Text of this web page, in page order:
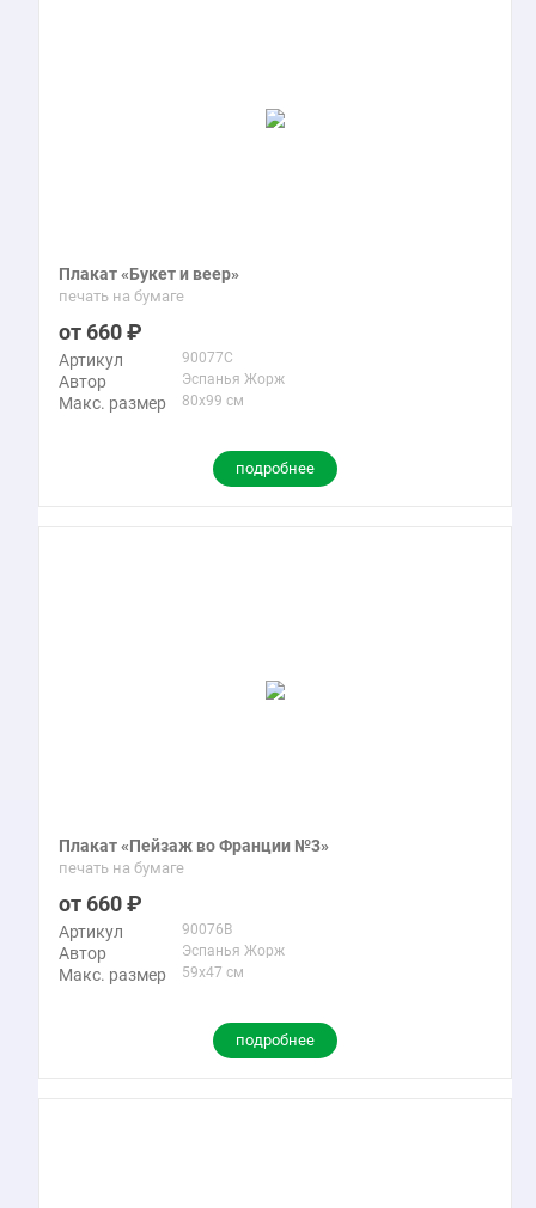
Плакат «Букет и веер»
печать на бумаге
660
Артикул 90077C
Автор Эспанья Жорж
Макс. размер 80x99 см
подробнее
Плакат «Пейзаж во Франции №3»
печать на бумаге
660
Артикул 90076B
Автор Эспанья Жорж
Макс. размер 59x47 см
подробнее